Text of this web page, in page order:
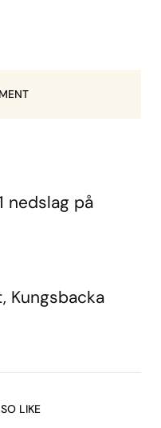
nedslag på
Kungsbacka
LIKE